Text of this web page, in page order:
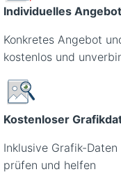
Individuelles
Konkretes Angebot
kostenlos und
Kostenloser
Inklusive Grafik-
prüfen und helfen